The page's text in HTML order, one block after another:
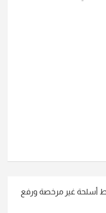
وضبط أسلحة غير مرخصة ورفع